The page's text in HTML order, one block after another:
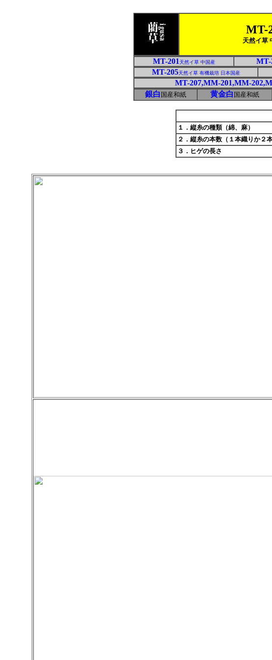
MT-
天然イ草
MT-201天然イ草 中国産 MT-
MT-205天然イ草 有機栽培 日本国産
MT-207,MM-201,MM-
銀白 国産和紙 黄金白 国産和紙
１．縦糸の種類（綿、麻）
２．縦糸の本数（１本織りか２本
３．ヒゲの長さ